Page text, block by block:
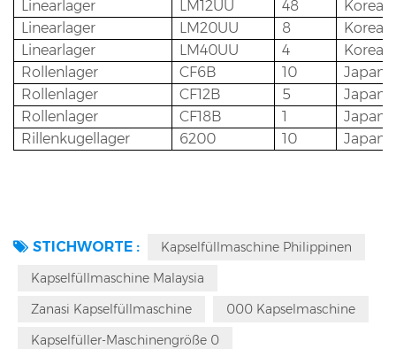
Linearlager
LM12UU 48
Korea
Linearlager
LM20UU 8
Korea
Linearlager
LM40UU 4
Korea
Rollenlager
CF6B 10
Japan
Rollenlager
CF12B 5
Japan
Rollenlager
CF18B 1
Japan
Rillenkugellager
6200 10
STICHWORTE :
Kapselfüllmaschine Philippinen
Kapselfüllmaschine Malaysia
Zanasi Kapselfüllmaschine
000 Kapselmaschine
Kapselfüller-Maschinengröße 0